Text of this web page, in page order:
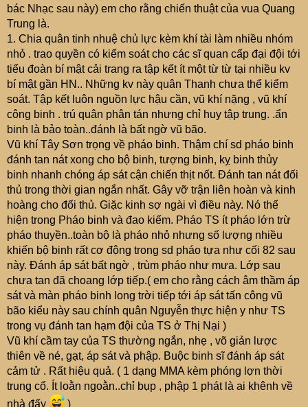
bác Nhạc sau này) em cho rằng chiến thuật của vua Quang
Trung là.
1. Chia quân tinh nhuệ chủ lực kèm khí tài làm nhiều nhóm
nhỏ . trao quyền có kiểm soát cho các sĩ quan cấp đại đội tới
tiểu đoàn bí mật cải trang ra tập kết ít một từ từ tại nhiều kv
bí mật gần HN.. Những kv này quân Thanh chưa thể kiểm
soát. Tập kết luôn nguồn lực hậu cần, vũ khí nặng , vũ khí
công binh . trú quân phân tán nhưng chỉ huy tập trung. .ẩn
binh là bảo toàn..đánh là bất ngờ vũ bão.
Vũ khí Tây Sơn trọng về pháo binh. Thậm chí sd pháo binh
đánh tan nát xong cho bộ binh, tượng binh, kỵ binh thủy
binh nhanh chóng áp sát cận chiến thịt nốt. Đánh tan nát đối
thủ trong thời gian ngắn nhất. Gây vỡ trận liên hoàn và kinh
hoàng cho đối thủ. Giặc kinh sợ ngài vì điều này. Nó thể
hiện trong Pháo binh và đao kiếm. Pháo TS ít pháo lớn trừ
pháo thuyền..toàn bộ là pháo nhỏ nhưng số lượng nhiều
khiến bộ binh rất cơ động trong sd pháo tựa như cối 82 sau
này. Đánh áp sát bất ngờ , trùm pháo như mưa. Lớp sau
chưa tan đã choang lớp tiếp.( em cho rằng cách âm thầm áp
sát và màn pháo binh long trời tiếp tới áp sát tấn công vũ
bão kiểu này sau chính quân Nguyễn thực hiện y như TS
trong vụ đánh tan hạm đội của TS ở Thị Nại )
Vũ khí cầm tay của TS thường ngắn, nhẹ , võ giản lược
thiên về né, gạt, áp sát và phập. Buộc binh sĩ đánh áp sát
cảm tử . Rất hiệu quả. ( 1 dạng MMA kèm phóng lợn thời
trung cổ. Ít loằn ngoằn..chỉ bụp , phập 1 phát là ai khênh về
nhà đấy
)